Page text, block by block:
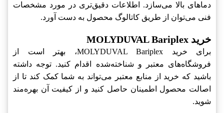
دماهای بالا می‌سازد. اطلاعات دقیق‌تری در مورد مشخصات
فنی می‌توان از طریق کاتالوگ محصول به دست آورد.
خرید MOLYDUVAL Bariplex
برای خرید MOLYDUVAL Bariplex، بهتر است از
فروشگاه‌های معتبر و شناخته‌شده اقدام کنید. توجه داشته
باشید که خرید از منابع معتبر می‌تواند به شما کمک کند تا از
اصالت محصول اطمینان حاصل کنید و از کیفیت آن بهره‌مند
شوید.